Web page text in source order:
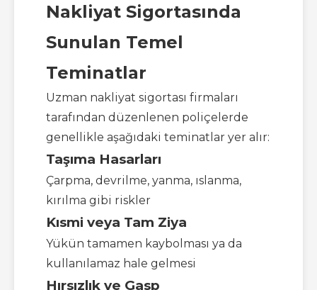
Nakliyat Sigortasında
Sunulan Temel
Teminatlar
Uzman nakliyat sigortası firmaları
tarafından düzenlenen poliçelerde
genellikle aşağıdaki teminatlar yer alır:
Taşıma Hasarları
Çarpma, devrilme, yanma, ıslanma,
kırılma gibi riskler
Kısmi veya Tam Ziya
Yükün tamamen kaybolması ya da
kullanılamaz hale gelmesi
Hırsızlık ve Gasp